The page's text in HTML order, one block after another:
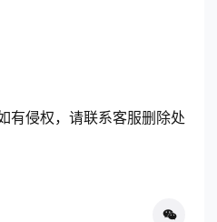
有侵权，请联系客服删除处